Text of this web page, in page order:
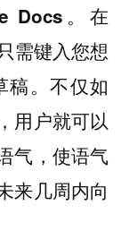
Docs 。在
需键入您想
稿。不仅如
用户就可以
气，使语气
来几周内向